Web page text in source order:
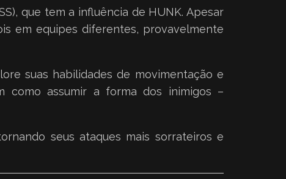
que tem a influência de HUNK. Apesar
em equipes diferentes, provavelmente
suas habilidades de movimentação e
como assumir a forma dos inimigos –
seus ataques mais sorrateiros e